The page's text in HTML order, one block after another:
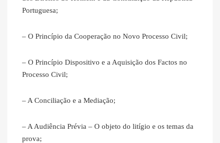
Portuguesa;
– O Princípio da Cooperação no Novo Processo Civil;
– O Princípio Dispositivo e a Aquisição dos Factos no
Processo Civil;
– A Conciliação e a Mediação;
– A Audiência Prévia – O objeto do litígio e os temas da
prova;